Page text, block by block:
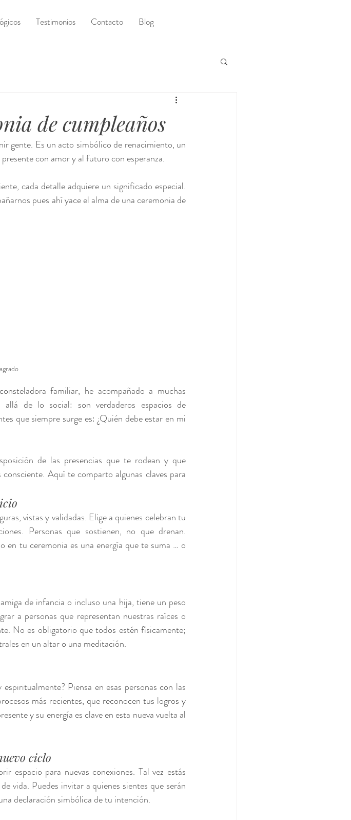
Testimonios Contacto Blog
de cumpleaños
gente. Es un acto simbólico de renacimiento, un
con amor y al futuro con esperanza.
cada detalle adquiere un significado especial.
pues ahí yace el alma de una ceremonia de
familiar, he acompañado a muchas
de lo social: son verdaderos espacios de
que siempre surge es: ¿Quién debe estar en mi
de las presencias que te rodean y que
Aquí te comparto algunas claves para
vistas y validadas. Elige a quienes celebran tu
Personas que sostienen, no que drenan.
en tu ceremonia es una energía que te suma … o
de infancia o incluso una hija, tiene un peso
a personas que representan nuestras raíces o
No es obligatorio que todos estén físicamente;
en un altar o una meditación.
Piensa en esas personas con las
más recientes, que reconocen tus logros y
y su energía es clave en esta nueva vuelta al
ciclo
espacio para nuevas conexiones. Tal vez estás
vida. Puedes invitar a quienes sientes que serán
declaración simbólica de tu intención.